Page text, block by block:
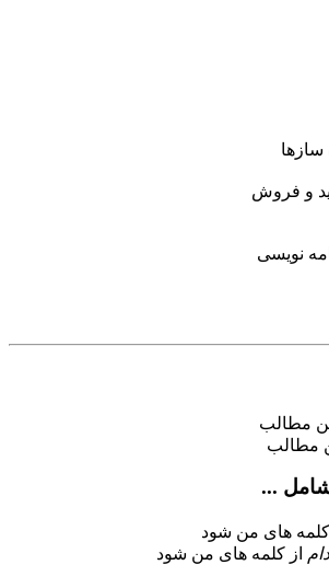
و فروش
نویسی
مطالب
مطالب
...
کلمه های من شود
از کلمه های من شود